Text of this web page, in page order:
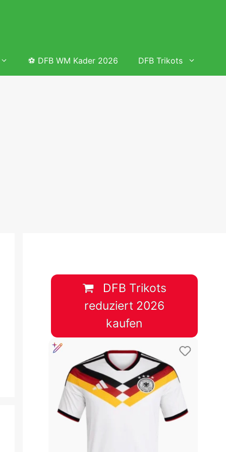
&
Tabelle
Tabelle
⚽ DFB WM Kader 2026 DFB Trikots
DFB Trikots
reduziert 2026
kaufen